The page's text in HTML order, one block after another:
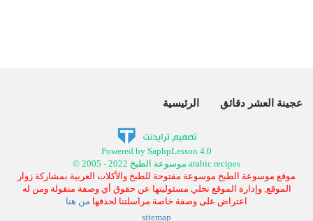
عجينة العشر دقائق الرئيسية
Powered by SaphpLesson 4.0
© 2005 - 2022 موسوعة الطبخ arabic recipes
موقع موسوعة الطبخ موسوعة مفتوحة للطبخ والأكلات العربية بمشاركة زوار
الموقع, وإدارة الموقع تخلي مسئوليتها عن حقوق أي وصفة منقولة ومن له
اعتراض على وصفة خاصة مراسلتنا لحذفها من هنا
sitemap